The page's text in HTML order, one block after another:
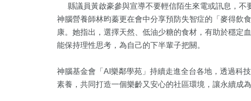
縣議員黃啟豪參與宣導不要輕信陌生來電或訊息，
神腦營養師林昀蓁更在會中分享預防失智症的「麥得飲
康。她指出，選擇天然、低油少糖的食材，有助於穩定
能保持理性思考，為自己的下半輩子把關。
神腦基金會「AI樂鄰學苑」持續走進全台各地，透過科
素養，共同打造一個樂齡又安心的社區環境，讓永續成